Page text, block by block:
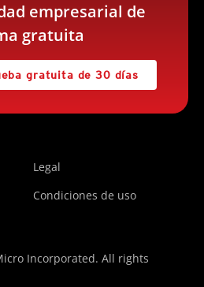
empresarial de
gratuita
gratuita de 30 días
Legal
Condiciones de uso
Incorporated. All rights